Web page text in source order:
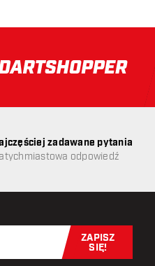
Darmowa wysyłka od 250 złoty
zadawane pytania
odpowiedź
niedostępna
Zapisz się
ZAPISZ
SIĘ!